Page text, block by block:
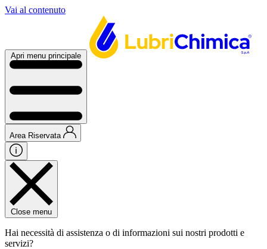
Vai al contenuto
Apri menu principale
Area Riservata
Close menu
Hai necessità di assistenza o di informazioni sui nostri prodotti e
servizi?